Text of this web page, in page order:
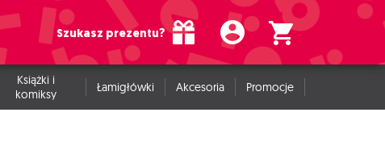
Szukasz prezentu?
Książki i
komiksy
Łamigłówki Akcesoria Promocje